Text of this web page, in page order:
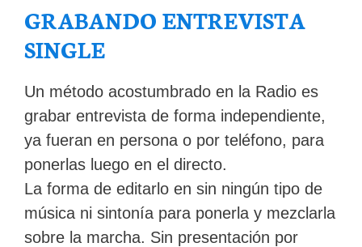
GRABANDO ENTREVISTA
SINGLE
Un método acostumbrado en la Radio es
grabar entrevista de forma independiente,
ya fueran en persona o por teléfono, para
ponerlas luego en el directo.
La forma de editarlo en sin ningún tipo de
música ni sintonía para ponerla y mezclarla
sobre la marcha. Sin presentación por